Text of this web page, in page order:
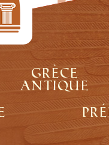
Grèce
antique